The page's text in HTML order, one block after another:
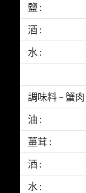
鹽 :
酒 :
水 :
調味料 – 蟹肉
油 :
薑茸 :
酒 :
水 :